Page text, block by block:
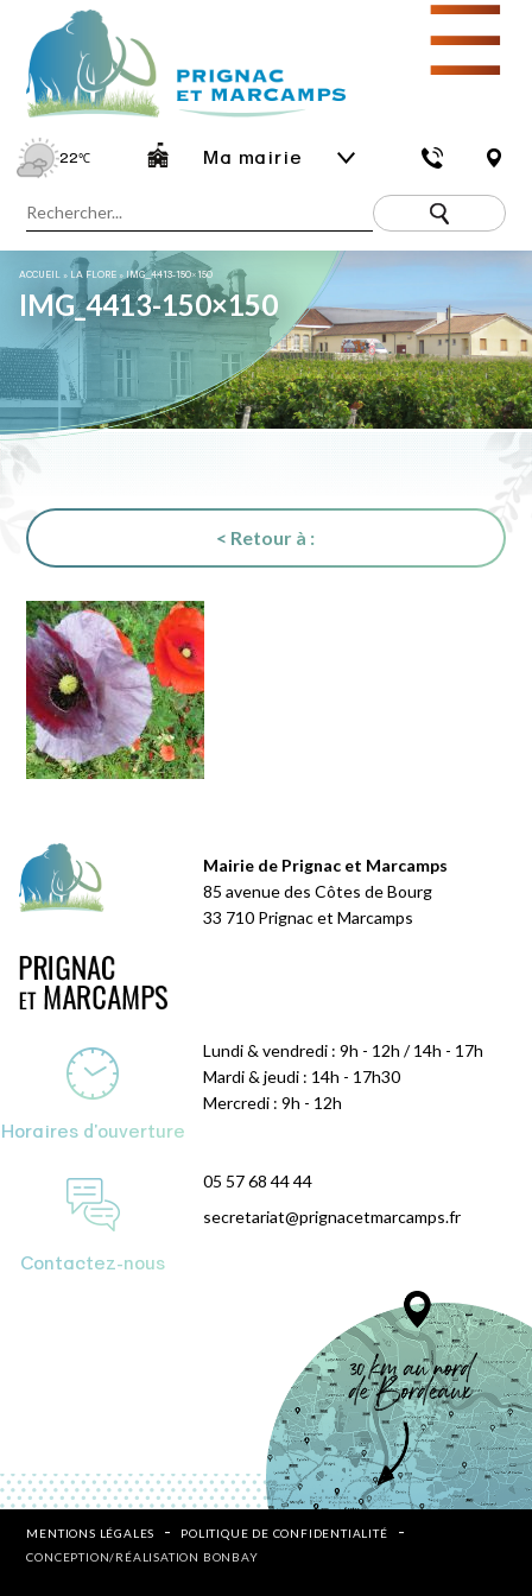
22℃ Ma mairie
☰
ACCUEIL » LA FLORE » IMG_4413-150×150
IMG_4413-150×150
< Retour à :
Mairie de Prignac et Marcamps
85 avenue des Côtes de Bourg
33 710 Prignac et Marcamps
Horaires d'ouverture
Lundi & vendredi : 9h - 12h / 14h - 17h
Mardi & jeudi : 14h - 17h30
Mercredi : 9h - 12h
Contactez-nous
05 57 68 44 44
secretariat@prignacetmarcamps.fr
MENTIONS LÉGALES
POLITIQUE DE CONFIDENTIALITÉ
CONCEPTION/RÉALISATION BONBAY